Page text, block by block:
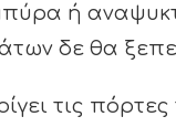
ή
δε θα
τις